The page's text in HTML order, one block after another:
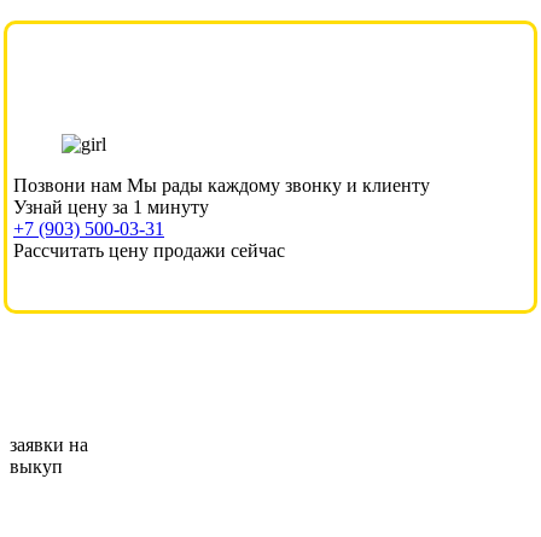
Позвони нам Мы рады каждому звонку и клиенту
Узнай цену за 1 минуту
+7 (903) 500-03-31
Рассчитать цену продажи сейчас
заявки на
выкуп